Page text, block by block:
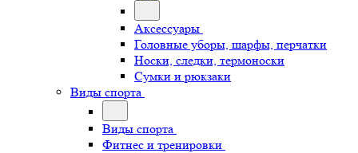
Аксессуары
Головные уборы, шарфы, перчатки
Носки, следки, термоноски
Сумки и рюкзаки
Виды спорта
Виды спорта
Фитнес и тренировки